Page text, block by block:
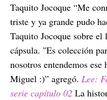
Taquito Jocoque “Me
triste y ya grande pudo
Taquito Jocoque sobre
cápsula. "Es colección
nosotros entendemos
Miguel :)” agregó. Lee:
serie capítulo 02 La